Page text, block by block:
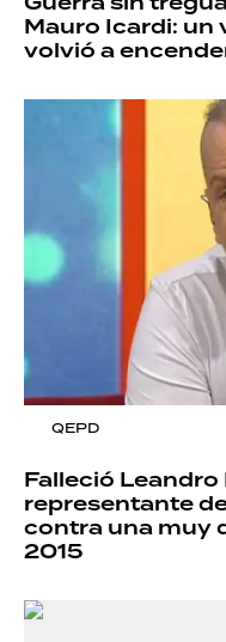
Mauro Icardi: un
volvió a
QEPD
Falleció Leandro
representante
contra una muy
2015